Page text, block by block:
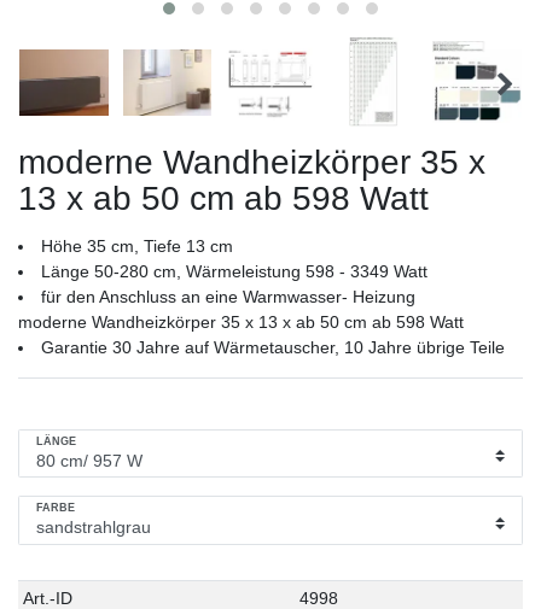
moderne Wandheizkörper 35 x
13 x ab 50 cm ab 598 Watt
Höhe 35 cm, Tiefe 13 cm
Länge 50-280 cm, Wärmeleistung 598 - 3349 Watt
für den Anschluss an eine Warmwasser- Heizung
moderne Wandheizkörper 35 x 13 x ab 50 cm ab 598 Watt
Garantie 30 Jahre auf Wärmetauscher, 10 Jahre übrige Teile
LÄNGE
FARBE
Technisches
Wert
Art.-ID 4998